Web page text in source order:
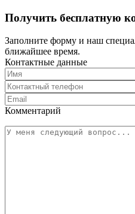
Получить бесплатную
Заполните форму и наш
ближайшее время.
Контактные данные
Комментарий